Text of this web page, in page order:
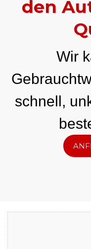
den
Wir
schnell,